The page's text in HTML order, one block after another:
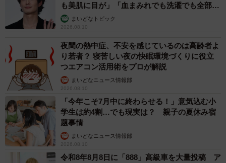
も美肌に目が」「血まみれでも洗濯でも全部か
っこいい」
まいどなトピック
2026.08.10
夜間の熱中症、不安を感じているのは高齢者よ
り若者？ 寝苦しい夜の快眠環境づくりに役立
つエアコン活用術をプロが解説
まいどなニュース情報部
2026.08.10
「今年こそ7月中に終わらせる！」意気込む小
学生は約4割…でも現実は？ 親子の夏休み宿
題事情
まいどなニュース情報部
2026.08.10
令和8年8月8日に「888」高級車を大量投稿 ア